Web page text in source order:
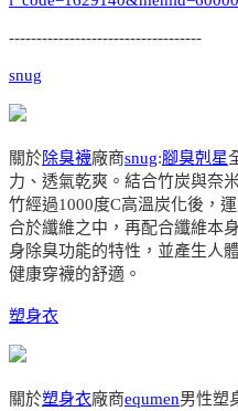
-----------------------------------
snug
關於除臭襪廠商snug:腳臭剋星
力、透氣乾爽。結合竹炭與奈
竹經過1000度C高溫炭化後，
合於纖維之中，再配合纖維本
身除臭功能的特性，並產生人
健康穿襪的舒適。
塑身衣
關於塑身衣廠商equmen男性塑